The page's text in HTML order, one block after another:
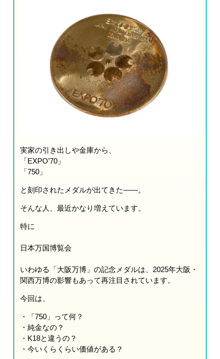
実家の引き出しや金庫から、
「EXPO’70」
「750」
と刻印されたメダルが出てきた――。
そんな人、最近かなり増えています。
特に
日本万国博覧会
いわゆる「大阪万博」の記念メダルは、2025年大阪・
関西万博の影響もあって再注目されています。
今回は、
・「750」って何？
・純金なの？
・K18と違うの？
・今いくらくらい価値がある？